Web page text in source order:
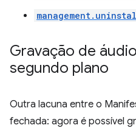
Gravação de
segundo plano
Outra lacuna entre o
fechada: agora é possível